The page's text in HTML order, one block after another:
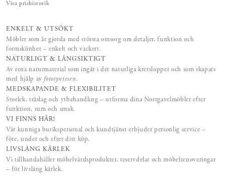
Visa prishistorik
ENKELT & UTSÖKT
Möbler som är gjorda med största omsorg om detaljer, funktion och
formskönhet – enkelt och vackert.
NATURLIGT & LÅNGSIKTIGT
Av rena naturmaterial som ingår i det naturliga kretsloppet och som skapats
med hjälp avfotosyntesen.
MEDSKAPANDE & FLEXIBILITET
Storlek, träslag och ytbehandling – utforma dina Norrgavelmöbler efter
funktion, rum och smak.
VI FINNS HÄR!
Vår kunniga butikspersonal och kundtjänst erbjuder personlig service –
före, under och efter ditt köp.
LIVSLÅNG KÄRLEK
Vi tillhandahåller möbelvårdsprodukter, reservdelar och möbelrenoveringar
– för livslång kärlek.